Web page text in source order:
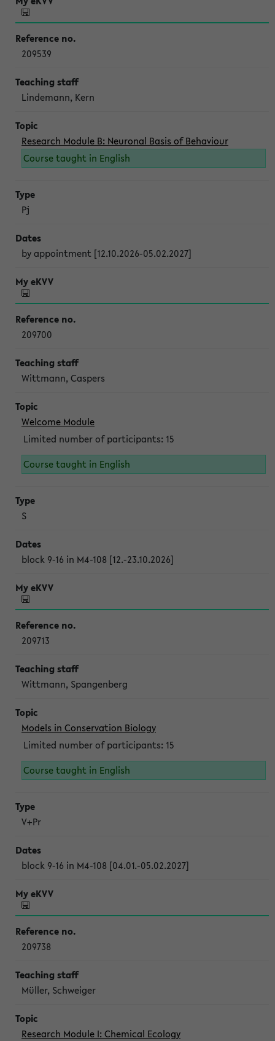
209539
Lindemann, Kern
Research Module B: Neuronal Basis of Behaviour
Course taught in English
Pj
by appointment [12.10.2026-05.02.2027]
209700
Wittmann, Caspers
Welcome Module
Limited number of participants: 15
Course taught in English
S
block 9-16 in M4-108 [12.-23.10.2026]
209713
Wittmann, Spangenberg
Models in Conservation Biology
Limited number of participants: 15
Course taught in English
V+Pr
block 9-16 in M4-108 [04.01.-05.02.2027]
209738
Müller, Schweiger
Research Module I: Chemical Ecology